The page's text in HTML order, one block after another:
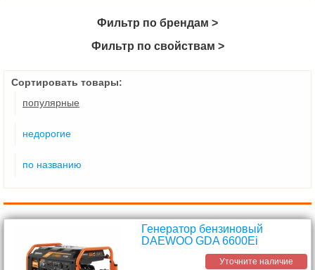
Фильтр по брендам >
Фильтр по свойствам >
Сортировать товары:
популярные
недорогие
по названию
Генератор бензиновый
DAEWOO GDA 6600Ei
Уточните наличие